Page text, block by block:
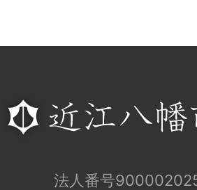
法人番号